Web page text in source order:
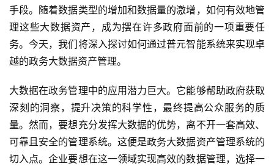
手段。随着数据类型的增加和数据量的激增，如何有效地管
理这些大数据资产，成为摆在许多政府面前的一项重要任
务。今天，我们将深入探讨如何通过普元智能系统来实现卓
越的政务大数据资产管理。
大数据在政务管理中的应用潜力巨大。它能够帮助政府获取
深刻的洞察，提升决策的科学性，最终提高公众服务的质
量。然而，要想充分发挥大数据的优势，离不开一套高效、
可靠且安全的管理系统。这便是政务大数据资产管理系统的
切入点。企业要想在这一领域实现高效的数据管理，选择一